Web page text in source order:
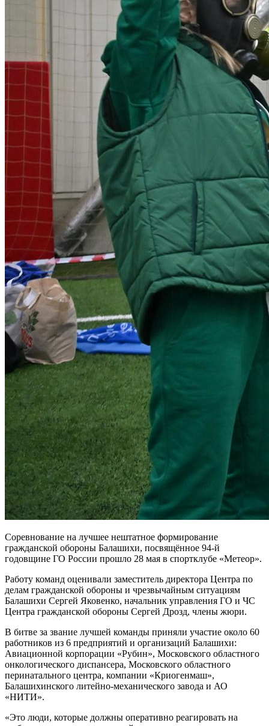
Соревнование на лучшее нештатное формирование
гражданской обороны Балашихи, посвящённое 94-й
годовщине ГО России прошло 28 мая в спортклубе «Метеор».
Работу команд оценивали заместитель директора Центра по
делам гражданской обороны и чрезвычайным ситуациям
Балашихи Сергей Яковенко, начальник управления ГО и ЧС
Центра гражданской обороны Сергей Дрозд, члены жюри.
В битве за звание лучшей команды приняли участие около 60
работников из 6 предприятий и организаций Балашихи:
Авиационной корпорации «Рубин», Московского областного
онкологического диспансера, Московского областного
перинатального центра, компании «Криогенмаш»,
Балашихинского литейно-механического завода и АО
«НИТИ».
«Это люди, которые должны оперативно реагировать на